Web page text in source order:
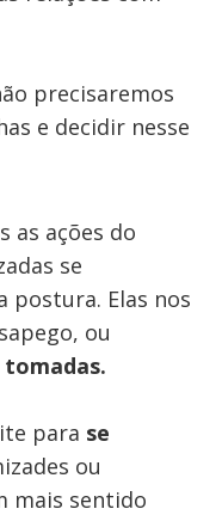
precisaremos
e decidir nesse
as ações do
se
postura. Elas nos
ou
para se
ou
mais sentido